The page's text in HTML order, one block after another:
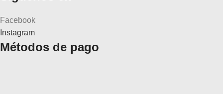
Facebook
Instagram
Métodos de pago